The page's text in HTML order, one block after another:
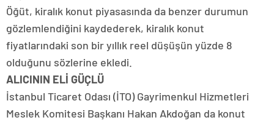
Öğüt, kiralık konut piyasasında da benzer durumun
gözlemlendiğini kaydederek, kiralık konut
fiyatlarındaki son bir yıllık reel düşüşün yüzde 8
olduğunu sözlerine ekledi.
ALICININ ELİ GÜÇLÜ
İstanbul Ticaret Odası (İTO) Gayrimenkul Hizmetleri
Meslek Komitesi Başkanı Hakan Akdoğan da konut